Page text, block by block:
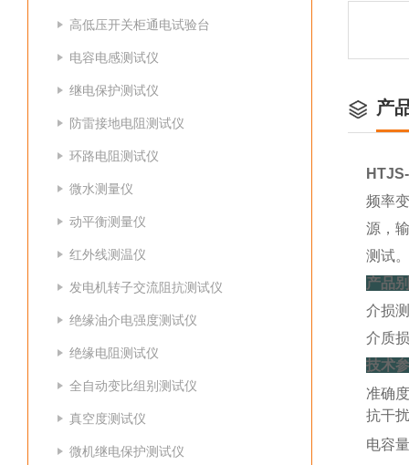
高低压开关柜通电试验台
电容电感测试仪
继电保护测试仪
防雷接地电阻测试仪
环路电阻测试仪
微水测量仪
动平衡测量仪
红外线测温仪
发电机转子交流阻抗测试仪
绝缘油介电强度测试仪
绝缘电阻测试仪
全自动变比组别测试仪
真空度测试仪
微机继电保护测试仪
产
频率
源，
测试。
产品
介损
介质
技术
准确度
抗干
电容